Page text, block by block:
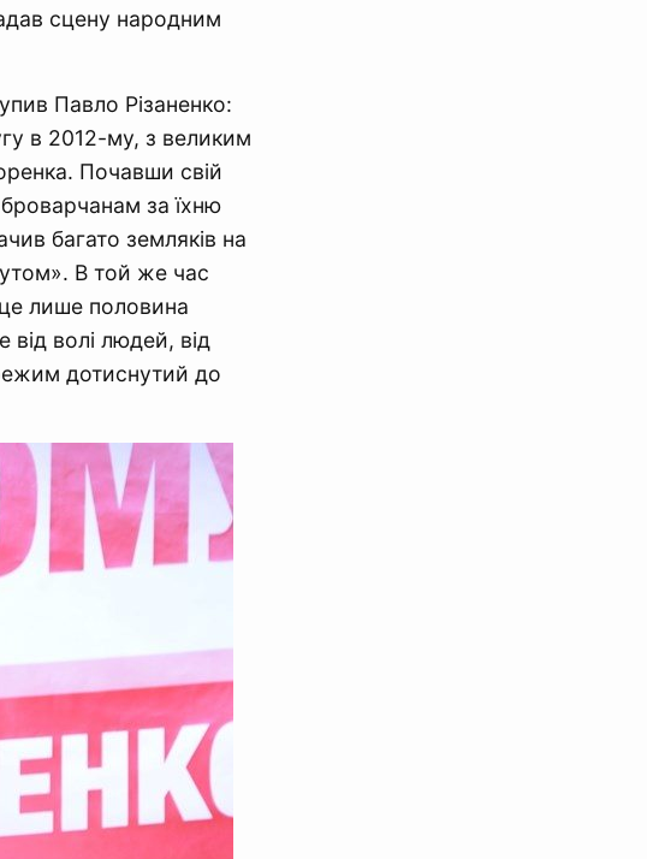
сцену народним
Павло Різаненко:
в 2012-му, з великим
Почавши свій
за їхню
багато земляків на
В той же час
лише половина
волі людей, від
дотиснутий до